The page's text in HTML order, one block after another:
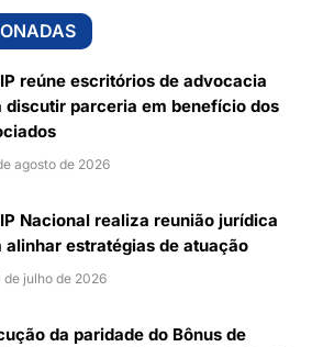
reúne escritórios de advocacia
discutir parceria em benefício dos
agosto de 2026
Nacional realiza reunião jurídica
alinhar estratégias de atuação
de julho de 2026
da paridade do Bônus de